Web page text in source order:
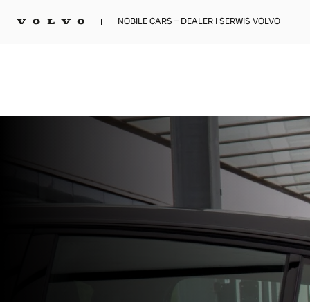
NOBILE CARS – DEALER I SERWIS VOLVO